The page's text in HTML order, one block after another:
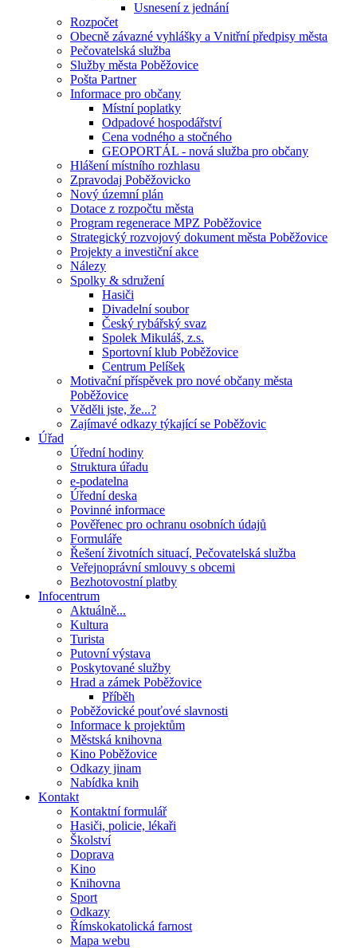
Usnesení z jednání
Rozpočet
Obecně závazné vyhlášky a Vnitřní předpisy města
Pečovatelská služba
Služby města Poběžovice
Pošta Partner
Informace pro občany
Místní poplatky
Odpadové hospodářství
Cena vodného a stočného
GEOPORTÁL - nová služba pro občany
Hlášení místního rozhlasu
Zpravodaj Poběžovicko
Nový územní plán
Dotace z rozpočtu města
Program regenerace MPZ Poběžovice
Strategický rozvojový dokument města Poběžovice
Projekty a investiční akce
Nálezy
Spolky & sdružení
Hasiči
Divadelní soubor
Český rybářský svaz
Spolek Mikuláš, z.s.
Sportovní klub Poběžovice
Centrum Pelíšek
Motivační příspěvek pro nové občany města
Poběžovice
Věděli jste, že...?
Zajímavé odkazy týkající se Poběžovic
Úřad
Úřední hodiny
Struktura úřadu
e-podatelna
Úřední deska
Povinné informace
Pověřenec pro ochranu osobních údajů
Formuláře
Řešení životních situací, Pečovatelská služba
Veřejnoprávní smlouvy s obcemi
Bezhotovostní platby
Infocentrum
Aktuálně...
Kultura
Turista
Putovní výstava
Poskytované služby
Hrad a zámek Poběžovice
Příběh
Poběžovické pouťové slavnosti
Informace k projektům
Městská knihovna
Kino Poběžovice
Odkazy jinam
Nabídka knih
Kontakt
Kontaktní formulář
Hasiči, policie, lékaři
Školství
Doprava
Kino
Knihovna
Sport
Odkazy
Římskokatolická farnost
Mapa webu